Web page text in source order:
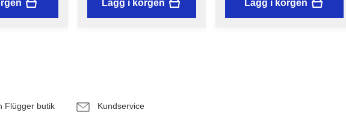
Lägg i korgen Lägg i korgen
Flügger butik Kundservice